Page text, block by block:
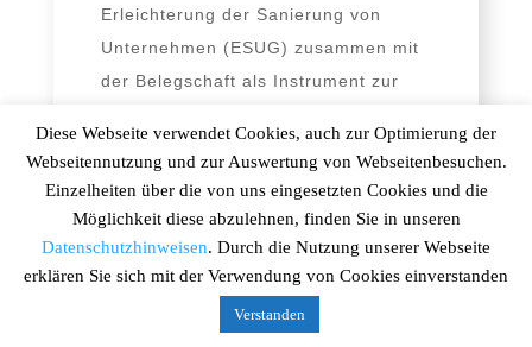
Erleichterung der Sanierung von
Unternehmen (ESUG) zusam­men mit
der Belegschaft als Instrument zur
Strategiebildung und
Qualifizierung.
Hierzu benö­ti­gen Betriebsräte pass­
ge­naue Strategien, Qualifizierungen
Diese Webseite verwendet Cookies, auch zur Optimierung der
Webseitennutzung und zur Auswertung von Webseitenbesuchen.
Einzelheiten über die von uns eingesetzten Cookies und die
Möglichkeit diese abzulehnen, finden Sie in unseren
Datenschutzhinweisen. Durch die Nutzung unserer Webseite
erklären Sie sich mit der Verwendung von Cookies einverstanden
Verstanden